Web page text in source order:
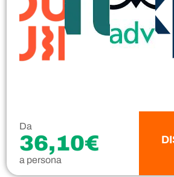
Da
36,10€
a persona